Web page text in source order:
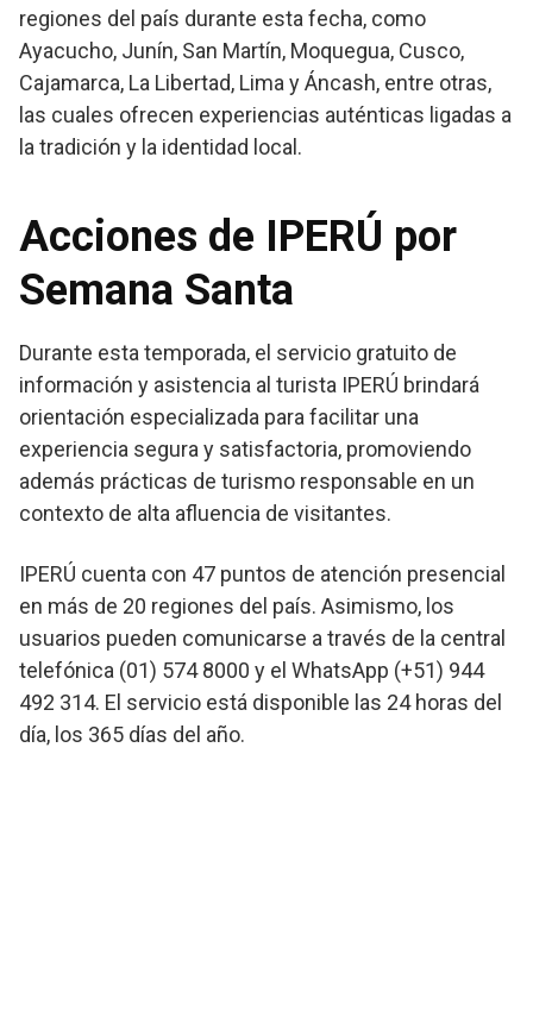
regiones del país durante esta fecha, como
Ayacucho, Junín, San Martín, Moquegua, Cusco,
Cajamarca, La Libertad, Lima y Áncash, entre otras,
las cuales ofrecen experiencias auténticas ligadas a
la tradición y la identidad local.
Acciones de IPERÚ por
Semana Santa
Durante esta temporada, el servicio gratuito de
información y asistencia al turista IPERÚ brindará
orientación especializada para facilitar una
experiencia segura y satisfactoria, promoviendo
además prácticas de turismo responsable en un
contexto de alta afluencia de visitantes.
IPERÚ cuenta con 47 puntos de atención presencial
en más de 20 regiones del país. Asimismo, los
usuarios pueden comunicarse a través de la central
telefónica (01) 574 8000 y el WhatsApp (+51) 944
492 314. El servicio está disponible las 24 horas del
día, los 365 días del año.